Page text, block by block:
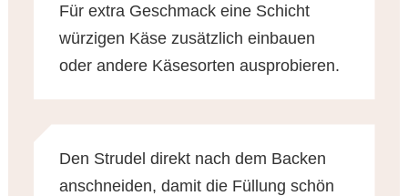
Für extra Geschmack eine Schicht
würzigen Käse zusätzlich einbauen
oder andere Käsesorten ausprobieren.
Den Strudel direkt nach dem Backen
anschneiden, damit die Füllung schön